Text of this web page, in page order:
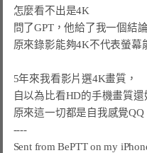
怎麼看不出是4K
問了GPT，他給了我一個結論
原來錄影能夠4K不代表螢
5年來我看影片選4K畫質，
自以為比看HD的手機畫質還
原來這一切都是自我感覺QQ
----
Sent from BePTT on my